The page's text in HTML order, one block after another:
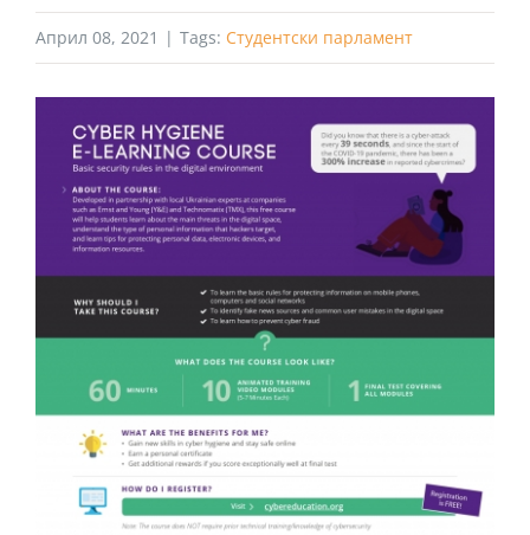
Април 08, 2021 | Tags: Студентски парламент
Larger
Image